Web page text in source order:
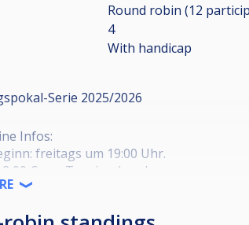
Round robin (12
4
With handicap
Serie 2025/2026
Infos:
freitags um 19:00 Uhr.
2,00 € pro Turnierabend.
6,00 € pro Turnierabend.